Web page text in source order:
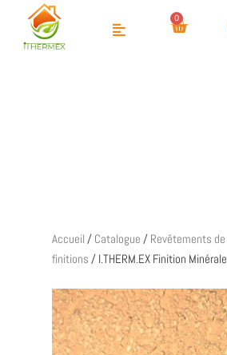
Accueil / Catalogue / Revêtements de
finitions / I.THERM.EX Finition Minérale